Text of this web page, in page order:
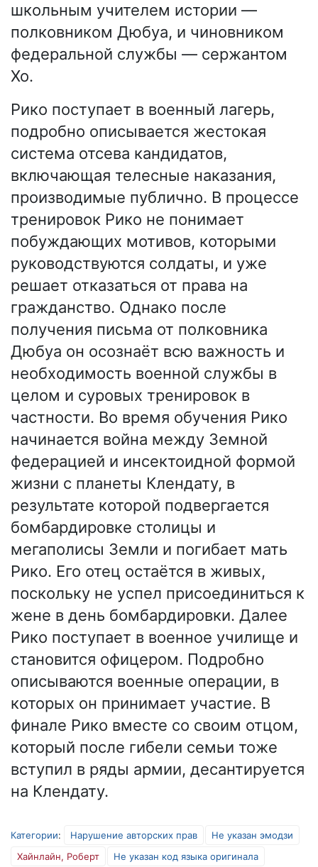
школьным учителем истории —
полковником Дюбуа, и чиновником
федеральной службы — сержантом
Хо.
Рико поступает в военный лагерь,
подробно описывается жестокая
система отсева кандидатов,
включающая телесные наказания,
производимые публично. В процессе
тренировок Рико не понимает
побуждающих мотивов, которыми
руководствуются солдаты, и уже
решает отказаться от права на
гражданство. Однако после
получения письма от полковника
Дюбуа он осознаёт всю важность и
необходимость военной службы в
целом и суровых тренировок в
частности. Во время обучения Рико
начинается война между Земной
федерацией и инсектоидной формой
жизни с планеты Клендату, в
результате которой подвергается
бомбардировке столицы и
мегаполисы Земли и погибает мать
Рико. Его отец остаётся в живых,
поскольку не успел присоединиться к
жене в день бомбардировки. Далее
Рико поступает в военное училище и
становится офицером. Подробно
описываются военные операции, в
которых он принимает участие. В
финале Рико вместе со своим отцом,
который после гибели семьи тоже
вступил в ряды армии, десантируется
на Клендату.
Категории: Нарушение авторских прав
Не указан эмодзи
Хайнлайн, Роберт
Не указан код языка оригинала